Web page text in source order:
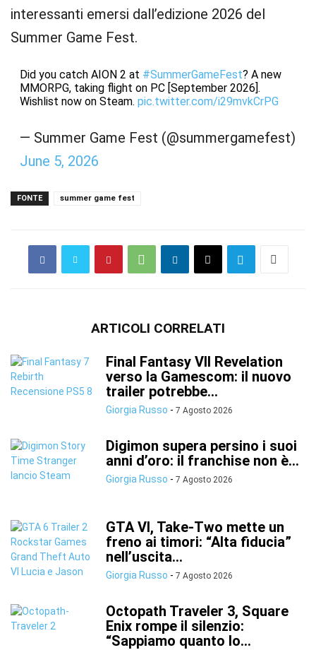
interessanti emersi dall’edizione 2026 del
Summer Game Fest.
Did you catch AION 2 at #SummerGameFest? A new
MMORPG, taking flight on PC [September 2026].
Wishlist now on Steam. pic.twitter.com/i29mvkCrPG
— Summer Game Fest (@summergamefest)
June 5, 2026
FONTE summer game fest
ARTICOLI CORRELATI
Final Fantasy VII Revelation
verso la Gamescom: il nuovo
trailer potrebbe...
Giorgia Russo - 7 Agosto 2026
Digimon supera persino i suoi
anni d’oro: il franchise non è...
Giorgia Russo - 7 Agosto 2026
GTA VI, Take-Two mette un
freno ai timori: “Alta fiducia”
nell’uscita...
Giorgia Russo - 7 Agosto 2026
Octopath Traveler 3, Square
Enix rompe il silenzio:
“Sappiamo quanto lo...